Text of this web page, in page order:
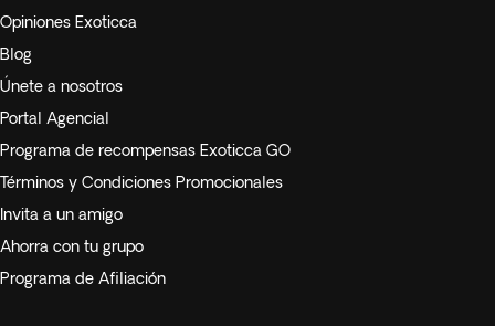
Opiniones Exoticca
Blog
Únete a nosotros
Portal Agencial
Programa de recompensas Exoticca GO
Términos y Condiciones Promocionales
Invita a un amigo
Ahorra con tu grupo
Programa de Afiliación